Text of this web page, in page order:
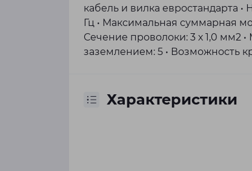
кабель и вилка евростандарта
Гц • Максимальная суммарная
Сечение проволоки: 3 х 1,0 мм2
заземлением: 5 • Возможность
Характеристики